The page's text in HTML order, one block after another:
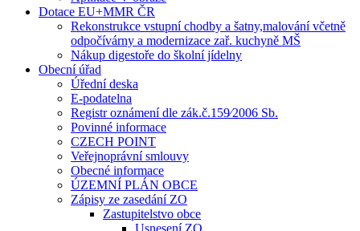
Dotace EU+MMR ČR
Rekonstrukce vstupní chodby a šatny,malování včetně
odpočívárny a modernizace zař. kuchyně MŠ
Nákup digestoře do školní jídelny
Obecní úřad
Úřední deska
E-podatelna
Registr oznámení dle zák.č.159⁄2006 Sb.
Povinné informace
CZECH POINT
Veřejnoprávní smlouvy
Obecné informace
ÚZEMNÍ PLÁN OBCE
Zápisy ze zasedání ZO
Zastupitelstvo obce
Usnesení ZO